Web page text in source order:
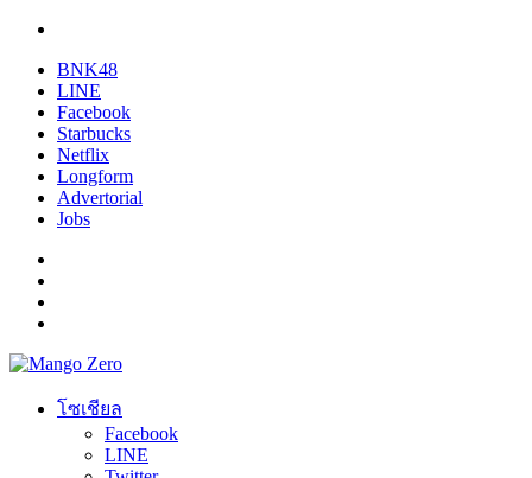
BNK48
LINE
Facebook
Starbucks
Netflix
Longform
Advertorial
Jobs
โซเชียล
Facebook
LINE